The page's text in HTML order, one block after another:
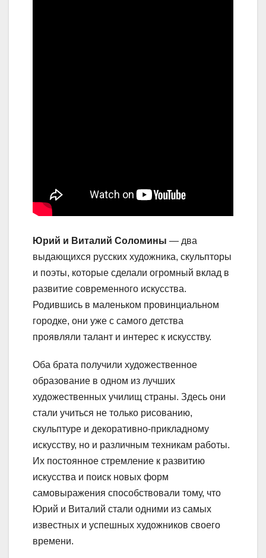
Юрий и Виталий Соломины — два
выдающихся русских художника, скульпторы
и поэты, которые сделали огромный вклад в
развитие современного искусства.
Родившись в маленьком провинциальном
городке, они уже с самого детства
проявляли талант и интерес к искусству.
Оба брата получили художественное
образование в одном из лучших
художественных училищ страны. Здесь они
стали учиться не только рисованию,
скульптуре и декоративно-прикладному
искусству, но и различным техникам работы.
Их постоянное стремление к развитию
искусства и поиск новых форм
самовыражения способствовали тому, что
Юрий и Виталий стали одними из самых
известных и успешных художников своего
времени.